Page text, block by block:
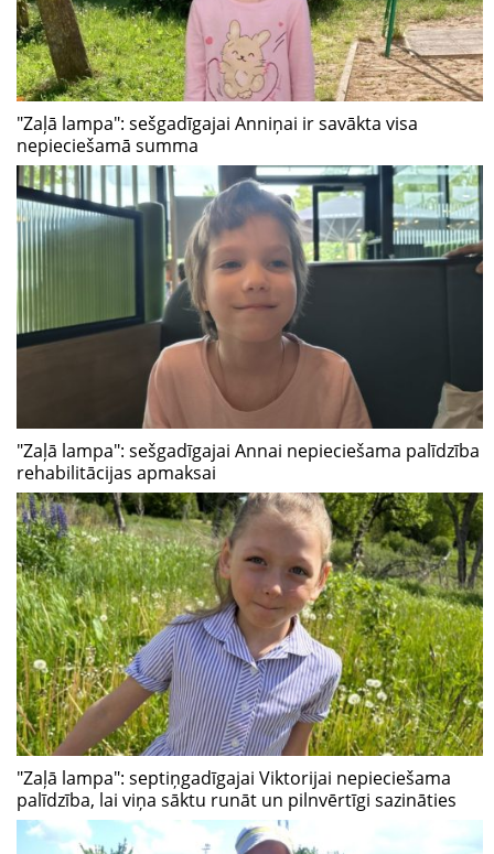
"Zaļā lampa": sešgadīgajai Anniņai ir savākta visa
nepieciešamā summa
"Zaļā lampa": sešgadīgajai Annai nepieciešama palīdzība
rehabilitācijas apmaksai
"Zaļā lampa": septiņgadīgajai Viktorijai nepieciešama
palīdzība, lai viņa sāktu runāt un pilnvērtīgi sazināties